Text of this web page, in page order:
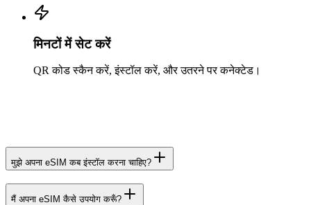
मिनटों में सेट करें
QR कोड स्कैन करें, इंस्टॉल करें, और उतरने पर कनेक्टेड।
मुझे अपना eSIM कब इंस्टॉल करना चाहिए?
मैं अपना eSIM कैसे उपयोग करूँ?